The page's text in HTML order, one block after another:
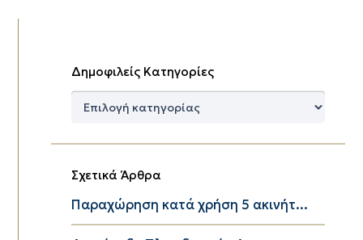
Δημοφιλείς Κατηγορίες
Δημοφιλείς
Σχετικά Άρθρα
Παραχώρηση κατά χρήση 5 ακινήτ...